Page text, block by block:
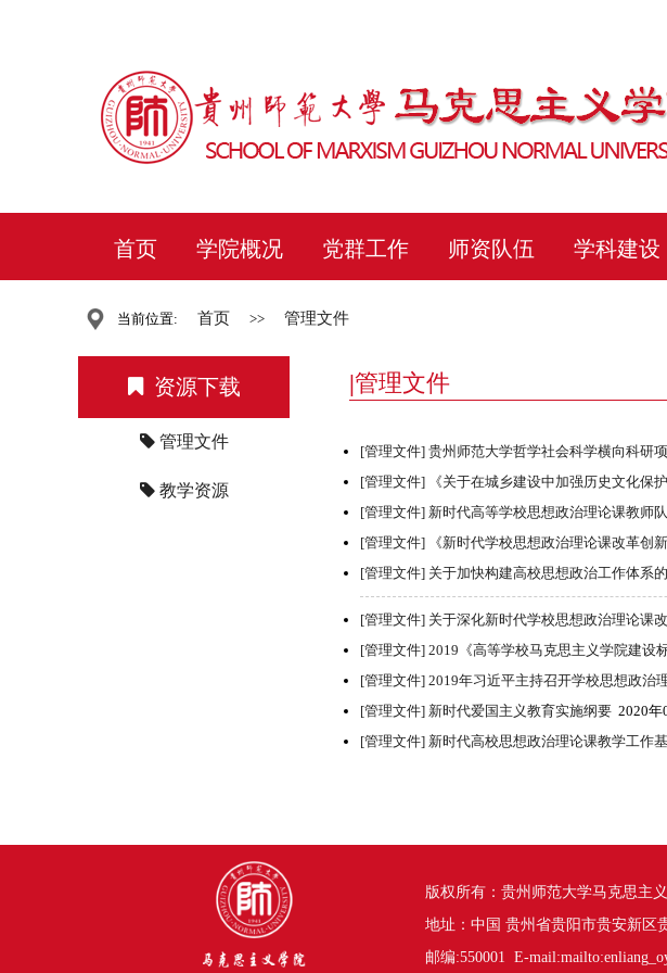
首页 学院概况 党群工作 师资队伍 学科建设
当前位置: 首页 >> 管理文件
资源下载
管理文件
教学资源
管理文件
[管理文件] 贵州师范大学哲学社会科学横向科研
[管理文件]
《关于在城乡建设中加强历史文化保
[管理文件] 新时代高等学校思想政治理论课教师
[管理文件]
《新时代学校思想政治理论课改革创
[管理文件] 关于加快构建高校思想政治工作体系
[管理文件] 关于深化新时代学校思想政治理论课
[管理文件] 2019《高等学校马克思主义学院建设
[管理文件] 2019年习近平主持召开学校思想政治
[管理文件] 新时代爱国主义教育实施纲要 2020年
[管理文件] 新时代高校思想政治理论课教学工作
版权所有：贵州师范大学马克思主
地址：中国 贵州省贵阳市贵安新区
邮编:550001 E-